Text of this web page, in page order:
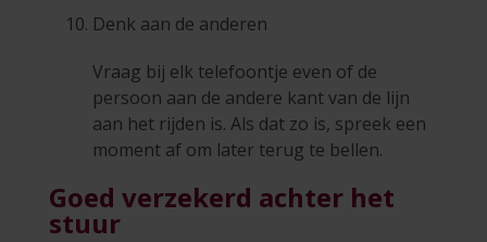
Denk aan de anderen
Vraag bij elk telefoontje even of de
persoon aan de andere kant van de lijn
aan het rijden is. Als dat zo is, spreek een
moment af om later terug te bellen.
Goed verzekerd achter het
stuur